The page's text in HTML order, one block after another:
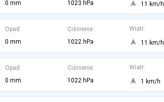
0 mm
1023 hPa
11 km/h
Opad:
0 mm
Ciśnienie:
1022 hPa
Wiatr:
11 km/h
Opad:
0 mm
Ciśnienie:
1022 hPa
Wiatr:
1 km/h